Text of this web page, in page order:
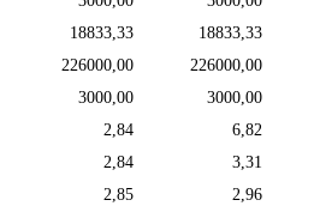
18833,33 18833,33
226000,00 226000,00
3000,00 3000,00
2,84 6,82
2,84 3,31
2,85 2,96